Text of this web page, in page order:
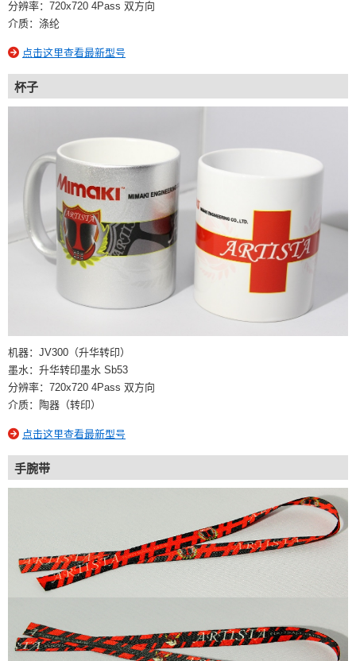
分辨率：720x720 4Pass 双方向
介质：涤纶
点击这里查看最新型号
杯子
机器：JV300（升华转印）
墨水：升华转印墨水 Sb53
分辨率：720x720 4Pass 双方向
介质：陶器（转印）
点击这里查看最新型号
手腕带